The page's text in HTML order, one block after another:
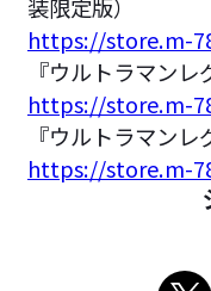
装限定版）
https://store.m-
『ウルトラマン
https://store.m-
『ウルトラマン
https://store.m-